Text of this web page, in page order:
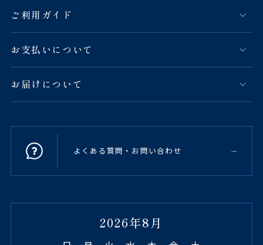
ご利用ガイド
お支払いについて
お届けについて
よくある質問・お問い合わせ
2026年8月